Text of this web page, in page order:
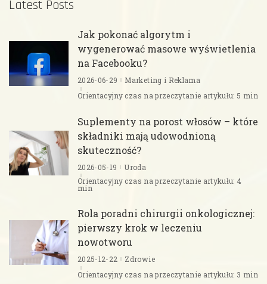
Latest Posts
Jak pokonać algorytm i
wygenerować masowe wyświetlenia
na Facebooku?
2026-06-29
Marketing i Reklama
Orientacyjny czas na przeczytanie artykułu: 5 min
Suplementy na porost włosów – które
składniki mają udowodnioną
skuteczność?
2026-05-19
Uroda
Orientacyjny czas na przeczytanie artykułu: 4
min
Rola poradni chirurgii onkologicznej:
pierwszy krok w leczeniu
nowotworu
2025-12-22
Zdrowie
Orientacyjny czas na przeczytanie artykułu: 3 min